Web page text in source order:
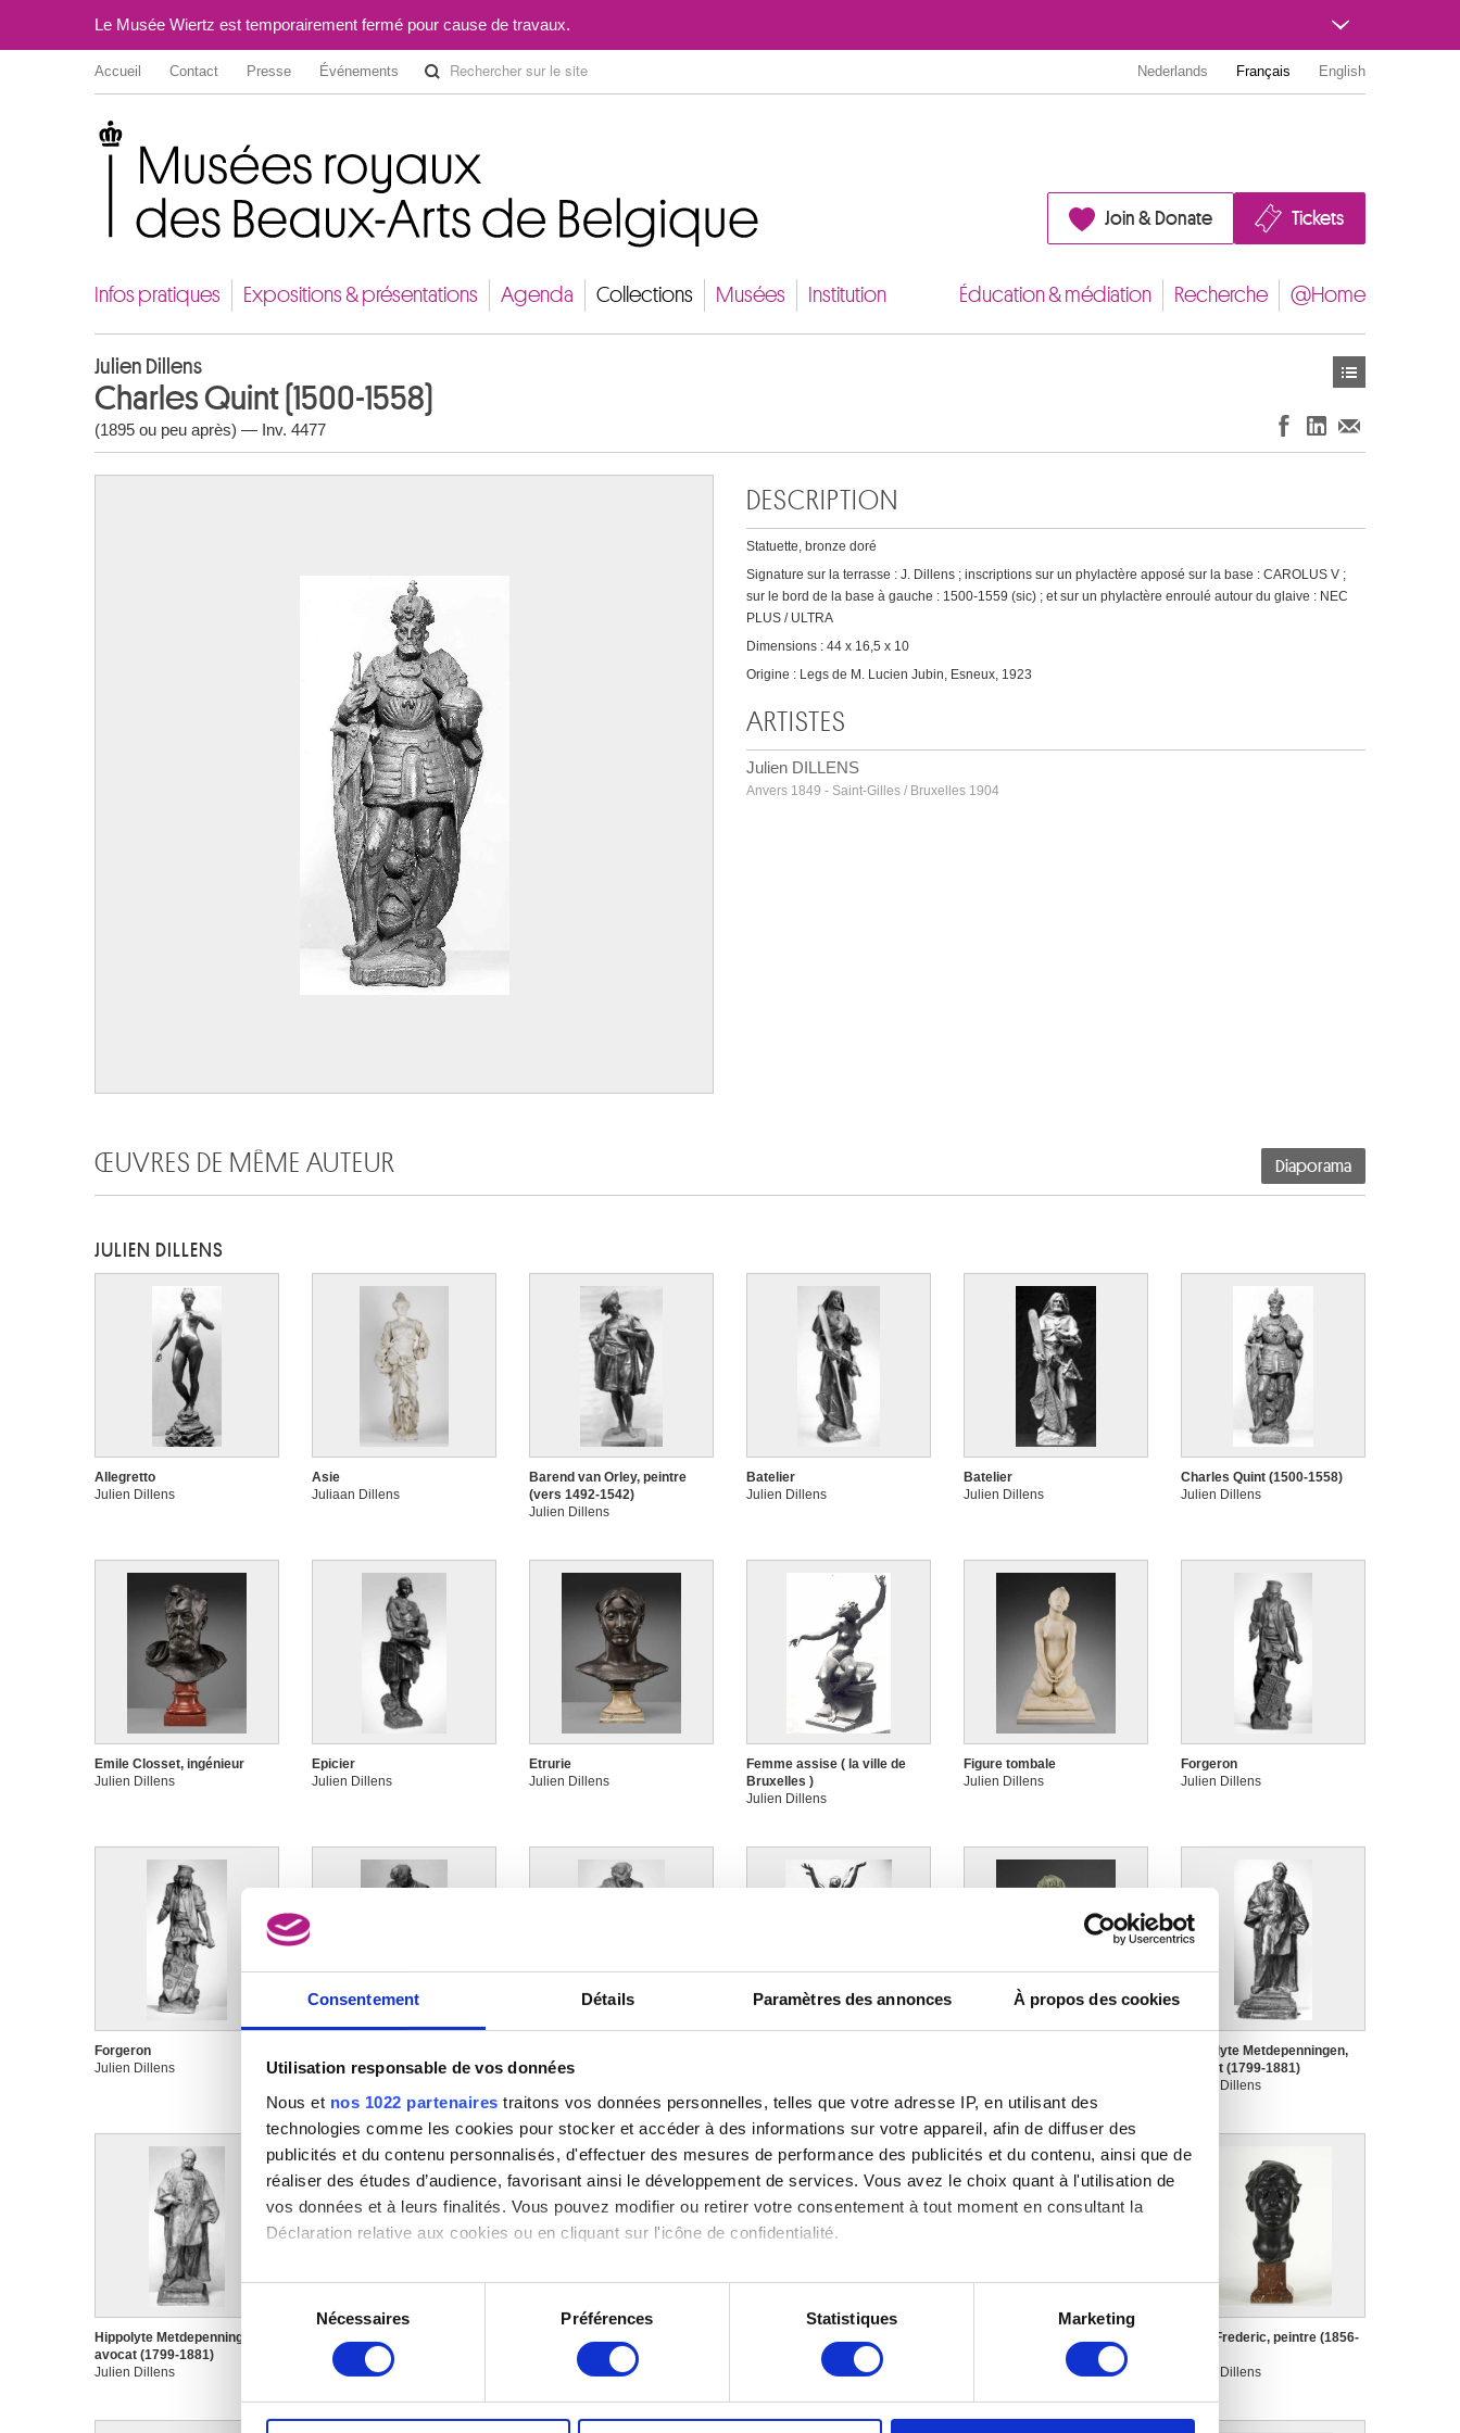
Consentement Détails Paramètres des annonces À propos des cookies
Utilisation responsable de vos données
Nous et nos 1022 partenaires traitons vos données personnelles, telles que votre adresse IP, en utilisant des
technologies comme les cookies pour stocker et accéder à des informations sur votre appareil, afin de diffuser des
publicités et du contenu personnalisés, d'effectuer des mesures de performance des publicités et du contenu, ainsi que de
réaliser des études d’audience, favorisant ainsi le développement de services. Vous avez le choix quant à l'utilisation de
vos données et à leurs finalités. Vous pouvez modifier ou retirer votre consentement à tout moment en consultant la
Déclaration relative aux cookies ou en cliquant sur l'icône de confidentialité.
Si vous le permettez, nous aimerions également :
Collecter des informations sur votre localisation géographique qui peuvent être précises à plusieurs mètres près
digitales).
du
consentement
Nécessaires Préférences Statistiques Marketing
Le Musée Wiertz est temporairement fermé pour cause de travaux.
Accueil Contact Presse Événements Nederlands Français English
Join & Donate Tickets
Infos pratiques Expositions & présentations Agenda Collections Musées Institution Éducation & médiation Recherche @Home
Julien Dillens
Charles Quint (1500-1558)
(1895 ou peu après) — Inv. 4477
DESCRIPTION
Statuette, bronze doré
Signature sur la terrasse : J. Dillens ; inscriptions sur un phylactère apposé sur la base : CAROLUS V ;
sur le bord de la base à gauche : 1500-1559 (sic) ; et sur un phylactère enroulé autour du glaive : NEC
PLUS / ULTRA
Dimensions : 44 x 16,5 x 10
Origine : Legs de M. Lucien Jubin, Esneux, 1923
ARTISTES
Julien DILLENS
Anvers 1849 - Saint-Gilles / Bruxelles 1904
ŒUVRES DE MÊME AUTEUR Diaporama
JULIEN DILLENS
Allegretto
Julien Dillens
Asie
Juliaan Dillens
Barend van Orley, peintre
(vers 1492-1542)
Julien Dillens
Batelier
Julien Dillens
Batelier
Julien Dillens
Charles Quint (1500-1558)
Julien Dillens
Emile Closset, ingénieur
Julien Dillens
Epicier
Julien Dillens
Etrurie
Julien Dillens
Femme assise ( la ville de
Bruxelles )
Julien Dillens
Figure tombale
Julien Dillens
Forgeron
Julien Dillens
Forgeron
Julien Dillens
(1810-1887)
(1810-1887)
Hippolyte Metdepenningen,
avocat (1799-1881)
Julien Dillens
Hippolyte Metdepenningen,
avocat (1799-1881)
Julien Dillens
d'état belge (1812-1896)
Julien Dillens
d'état belge (1812-1896)
Julien Dillens
Julien Dillens
Léon Frederic, peintre (1856-
Julien Dillens